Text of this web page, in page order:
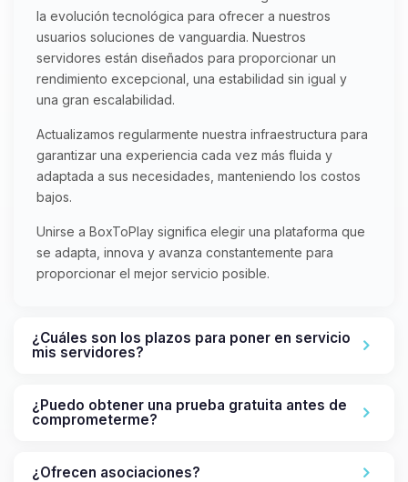
la evolución tecnológica para ofrecer a nuestros
usuarios soluciones de vanguardia. Nuestros
servidores están diseñados para proporcionar un
rendimiento excepcional, una estabilidad sin igual y
una gran escalabilidad.
Actualizamos regularmente nuestra infraestructura para
garantizar una experiencia cada vez más fluida y
adaptada a sus necesidades, manteniendo los costos
bajos.
Unirse a BoxToPlay significa elegir una plataforma que
se adapta, innova y avanza constantemente para
proporcionar el mejor servicio posible.
¿Cuáles son los plazos para poner en servicio
mis servidores?
¿Puedo obtener una prueba gratuita antes de
comprometerme?
¿Ofrecen asociaciones?